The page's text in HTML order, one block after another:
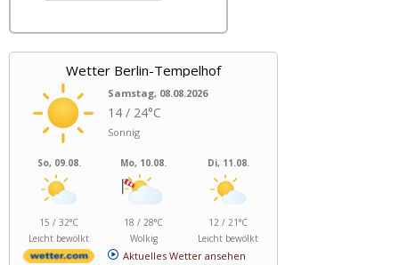
Wetter Berlin-Tempelhof
Samstag, 08.08.2026
14 / 24°C
Sonnig
So, 09.08.
15 / 32°C
Leicht bewölkt
Mo, 10.08.
18 / 28°C
Wolkig
Di, 11.08.
12 / 21°C
Leicht bewölkt
Aktuelles Wetter ansehen